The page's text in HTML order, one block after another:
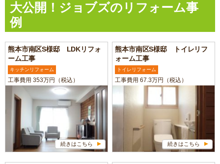
大公開！ジョブズのリフォーム事
例
熊本市南区S様邸 LDKリフォ
ーム工事
キッチンリフォーム
工事費用 353万円（税込）
続きはこちら
熊本市南区S様邸 トイレリフ
ォーム工事
トイレリフォーム
工事費用 67.3万円（税込）
続きはこちら